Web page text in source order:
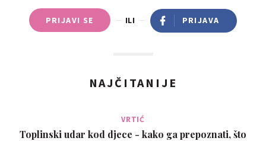
PRIJAVI SE ILI PRIJAVA
NAJČITANIJE
VRTIĆ
Toplinski udar kod djece - kako ga prepoznati, što